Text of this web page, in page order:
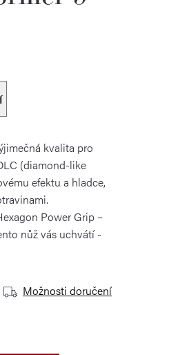
kvalita pro
(diamond-like
efektu a hladce,
Power Grip –
nůž vás uchvátí -
Možnosti doručení